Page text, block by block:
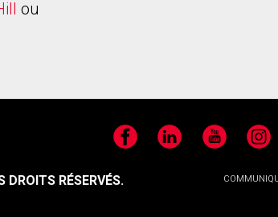
ou
FacebookLinkedIn YouTube
DROITS RÉSERVÉS.